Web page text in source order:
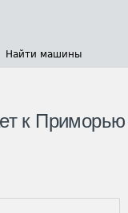
Найти машины
к Приморью